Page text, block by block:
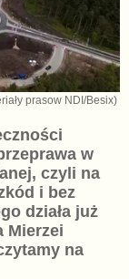
prasow NDI/Besix)
w
czyli na
i bez
działa już
Mierzei
na